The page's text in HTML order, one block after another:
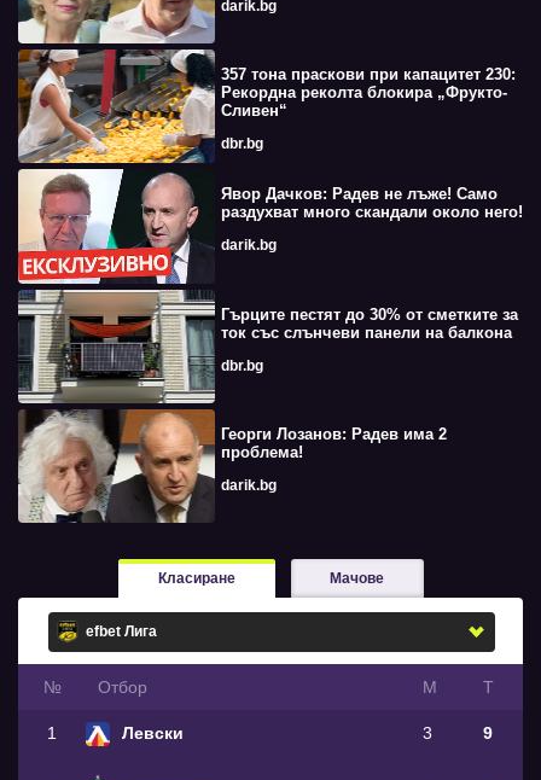
darik.bg
357 тона праскови при капацитет 230:
Рекордна реколта блокира „Фрукто-
Сливен“
dbr.bg
Явор Дачков: Радев не лъже! Само
раздухват много скандали около него!
darik.bg
Гърците пестят до 30% от сметките за
ток със слънчеви панели на балкона
dbr.bg
Георги Лозанов: Радев има 2
проблема!
darik.bg
Класиране Мачове
№ Oтбор М Т
1 Левски 3 9